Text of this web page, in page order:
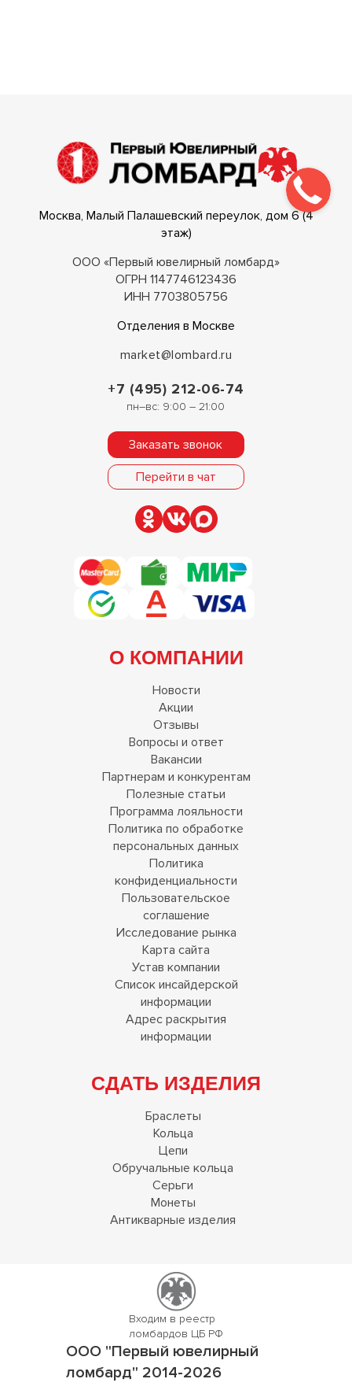
Москва, Малый Палашевский переулок, дом 6 (4
этаж)
ООО «Первый ювелирный ломбард»
ОГРН 1147746123436
ИНН 7703805756
Отделения в Москве
market@lombard.ru
+7 (495) 212-06-74
пн–вс: 9:00 – 21:00
Заказать звонок
Перейти в чат
О КОМПАНИИ
Новости
Акции
Отзывы
Вопросы и ответ
Вакансии
Партнерам и конкурентам
Полезные статьи
Программа лояльности
Политика по обработке
персональных данных
Политика
конфиденциальности
Пользовательское
соглашение
Исследование рынка
Карта сайта
Устав компании
Список инсайдерской
информации
Адрес раскрытия
информации
СДАТЬ ИЗДЕЛИЯ
Браслеты
Кольца
Цепи
Обручальные кольца
Серьги
Монеты
Антикварные изделия
Входим в реестр
ломбардов ЦБ РФ
ООО "Первый ювелирный
ломбард" 2014-2026